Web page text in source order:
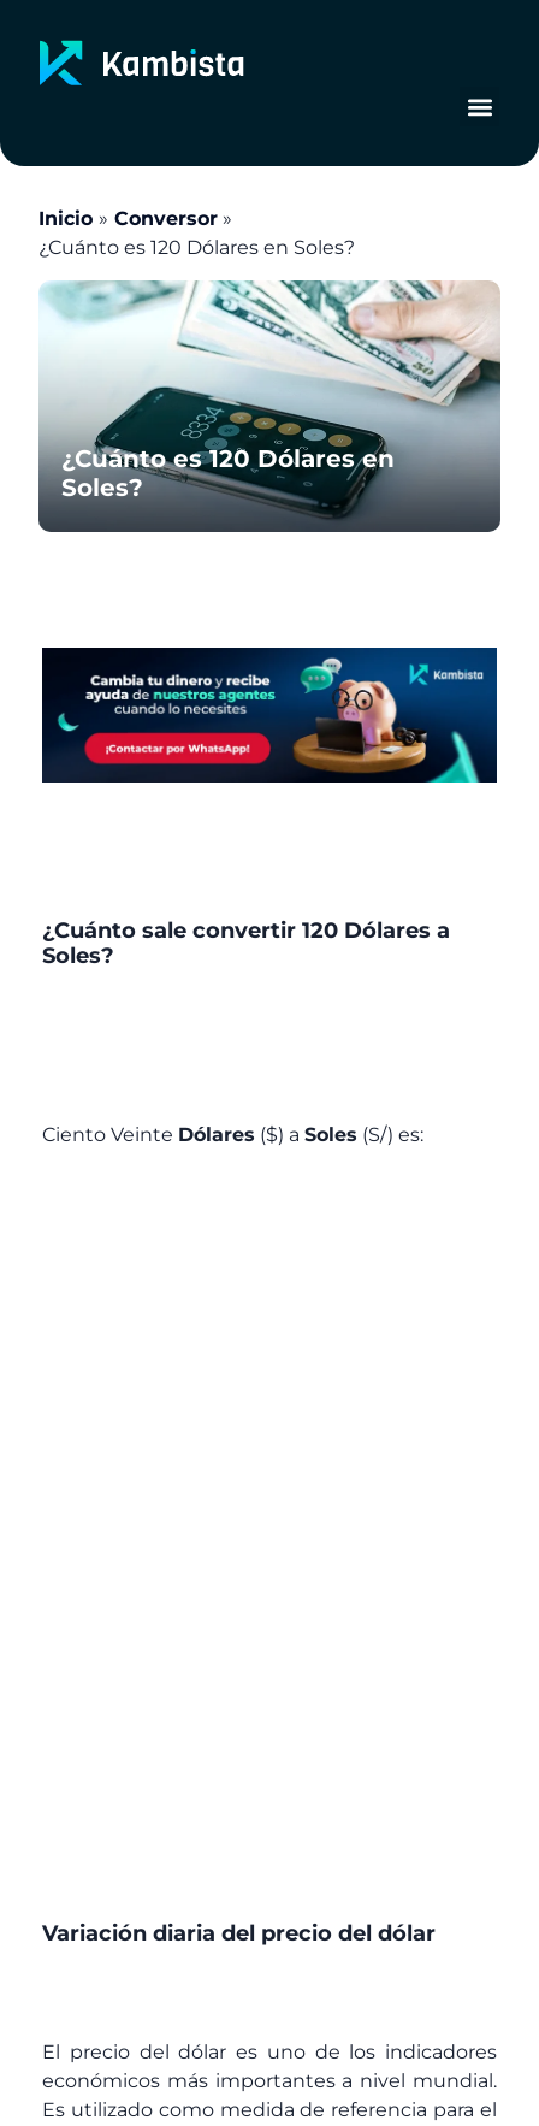
contenido
Inicio
Conversor
¿Cuánto es 120 Dólares en Soles?
¿Cuánto es 120 Dólares en
Soles?
¿Cuánto sale convertir 120 Dólares a
Soles?
Ciento Veinte Dólares ($) a Soles (S/) es:
Variación diaria del precio del dólar
El precio del dólar es uno de los indicadores
económicos más importantes a nivel mundial.
Es utilizado como medida de referencia para el